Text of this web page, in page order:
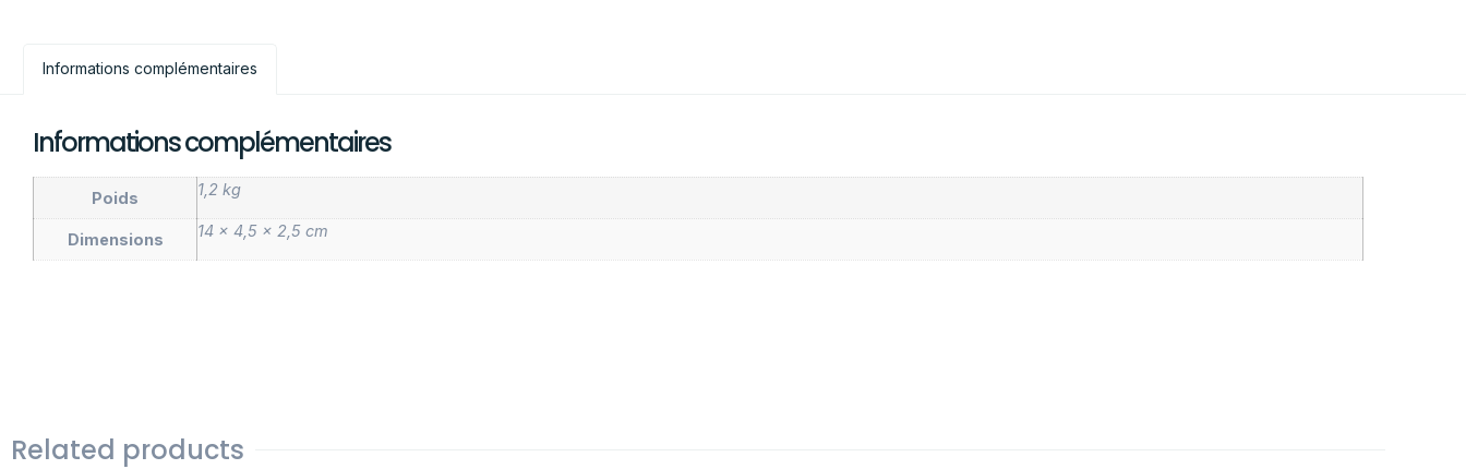
Informations complémentaires
Informations complémentaires
Poids 1,2 kg
Dimensions 14 × 4,5 × 2,5 cm
Related products